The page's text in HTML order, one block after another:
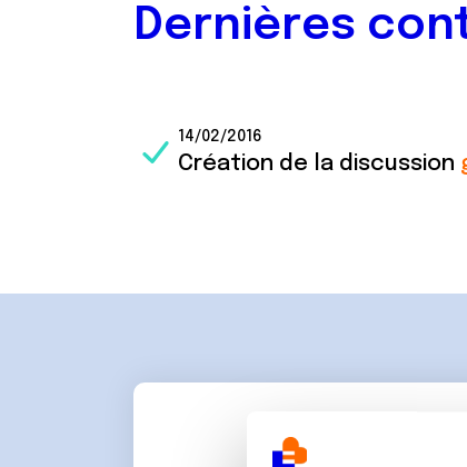
Dernières
14/02/2016
Création de la discussion